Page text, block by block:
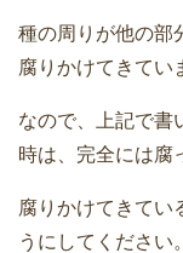
種の周りが他の部
腐りかけてきてい
なので、上記で書
時は、完全には腐
腐りかけてきてい
うにしてください。